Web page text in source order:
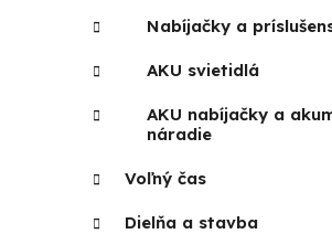
Nabíjačky a
AKU svietidlá
AKU nabíjačky a
náradie
Voľný čas
Dielňa a stavba